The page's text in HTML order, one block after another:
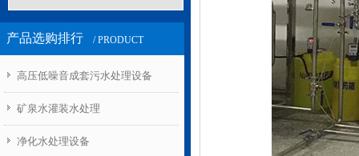
1
产品选购排行 / PRODUCT
高压低噪音成套污水处理设备
矿泉水灌装水处理
净化水处理设备